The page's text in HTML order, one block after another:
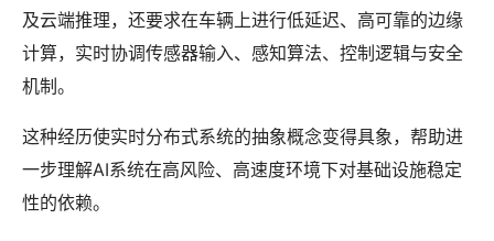
及云端推理，还要求在车辆上进行低延迟、高可靠的边缘
计算，实时协调传感器输入、感知算法、控制逻辑与安全
机制。
这种经历使实时分布式系统的抽象概念变得具象，帮助进
一步理解AI系统在高风险、高速度环境下对基础设施稳定
性的依赖。